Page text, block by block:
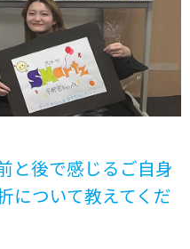
と後で感じるご自身
について教えてくだ